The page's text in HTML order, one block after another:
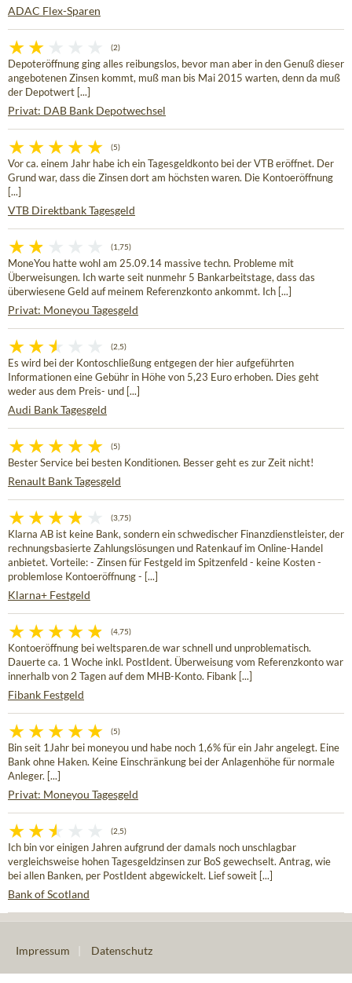
ADAC Flex-Sparen
(2)
Depoteröffnung ging alles reibungslos, bevor man aber in den Genuß dieser
angebotenen Zinsen kommt, muß man bis Mai 2015 warten, denn da muß
der Depotwert [...]
Privat: DAB Bank Depotwechsel
(5)
Vor ca. einem Jahr habe ich ein Tagesgeldkonto bei der VTB eröffnet. Der
Grund war, dass die Zinsen dort am höchsten waren. Die Kontoeröffnung
[...]
VTB Direktbank Tagesgeld
(1,75)
MoneYou hatte wohl am 25.09.14 massive techn. Probleme mit
Überweisungen. Ich warte seit nunmehr 5 Bankarbeitstage, dass das
überwiesene Geld auf meinem Referenzkonto ankommt. Ich [...]
Privat: Moneyou Tagesgeld
(2,5)
Es wird bei der Kontoschließung entgegen der hier aufgeführten
Informationen eine Gebühr in Höhe von 5,23 Euro erhoben. Dies geht
weder aus dem Preis- und [...]
Audi Bank Tagesgeld
(5)
Bester Service bei besten Konditionen. Besser geht es zur Zeit nicht!
Renault Bank Tagesgeld
(3,75)
Klarna AB ist keine Bank, sondern ein schwedischer Finanzdienstleister, der
rechnungsbasierte Zahlungslösungen und Ratenkauf im Online-Handel
anbietet. Vorteile: - Zinsen für Festgeld im Spitzenfeld - keine Kosten -
problemlose Kontoeröffnung - [...]
Klarna+ Festgeld
(4,75)
Kontoeröffnung bei weltsparen.de war schnell und unproblematisch.
Dauerte ca. 1 Woche inkl. PostIdent. Überweisung vom Referenzkonto war
innerhalb von 2 Tagen auf dem MHB-Konto. Fibank [...]
Fibank Festgeld
(5)
Bin seit 1Jahr bei moneyou und habe noch 1,6% für ein Jahr angelegt. Eine
Bank ohne Haken. Keine Einschränkung bei der Anlagenhöhe für normale
Anleger. [...]
Privat: Moneyou Tagesgeld
(2,5)
Ich bin vor einigen Jahren aufgrund der damals noch unschlagbar
vergleichsweise hohen Tagesgeldzinsen zur BoS gewechselt. Antrag, wie
bei allen Banken, per PostIdent abgewickelt. Lief soweit [...]
Bank of Scotland
Impressum Datenschutz